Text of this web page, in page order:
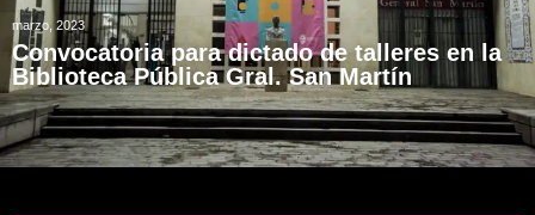
marzo, 2023
Convocatoria para dictado de talleres en la
Biblioteca Pública Gral. San Martín